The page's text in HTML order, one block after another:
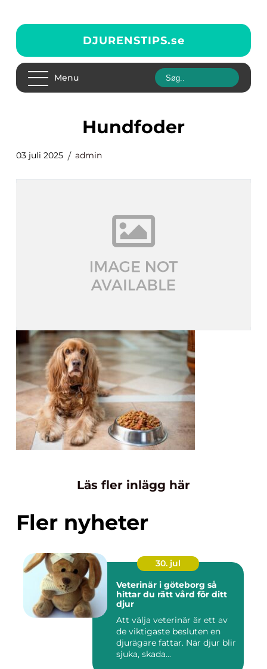
DJURENSTIPS.se
Menu
Hundfoder
03 juli 2025 admin
Läs fler inlägg här
Fler nyheter
30. jul
Veterinär i göteborg så
hittar du rätt vård för ditt
djur
Att välja veterinär är ett av
de viktigaste besluten en
djurägare fattar. När djur blir
sjuka, skada...